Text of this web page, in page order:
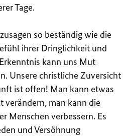
Tage.
so beständig wie die
ihrer Dringlichkeit und
kann uns Mut
Unsere christliche Zuversicht
ist offen! Man kann etwas
verändern, man kann die
Menschen verbessern. Es
und Versöhnung